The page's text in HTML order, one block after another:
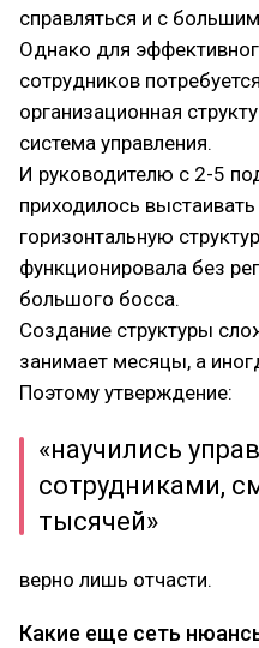
справляться и с
Однако для
сотрудников
организационная
система управления.
И руководителю с 2-5
приходилось
горизонтальную
функционировала без
большого босса.
Создание структуры
занимает месяцы, а
Поэтому утверждение:
«научились
сотрудниками,
тысячей»
верно лишь отчасти.
Какие еще сеть